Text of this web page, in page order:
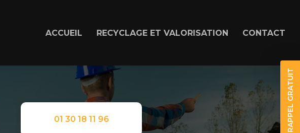
RAPPEL GRATUIT
ACCUEIL RECYCLAGE ET VALORISATION CONTACT
01 30 18 11 96